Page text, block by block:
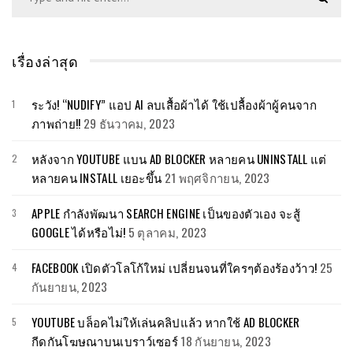
เรื่องล่าสุด
ระวัง! “NUDIFY” แอป AI ลบเสื้อผ้าได้ ใช้เปลื้องผ้าผู้คนจาก
ภาพถ่าย!! 29 ธันวาคม, 2023
หลังจาก YOUTUBE แบน AD BLOCKER หลายคน UNINSTALL แต่
หลายคน INSTALL เยอะขึ้น 21 พฤศจิกายน, 2023
APPLE กำลังพัฒนา SEARCH ENGINE เป็นของตัวเอง จะสู้
GOOGLE ได้หรือไม่! 5 ตุลาคม, 2023
FACEBOOK เปิดตัวโลโก้ใหม่ เปลี่ยนจนที่ใครๆต้องร้องว้าว! 25
กันยายน, 2023
YOUTUBE บล็อคไม่ให้เล่นคลิปแล้ว หากใช้ AD BLOCKER
กีดกันโฆษณาบนเบราว์เซอร์18 กันยายน, 2023